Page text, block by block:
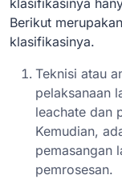
klasifikasinya
Berikut
klasifikasinya.
Teknisi atau
pelaksanaan
leachate dan
Kemudian,
pemasangan
pemrosesan.